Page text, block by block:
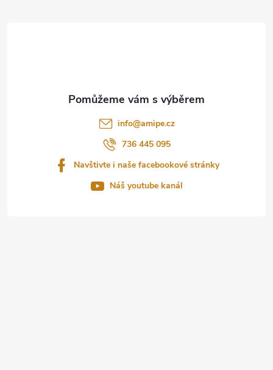
info@amipe.cz
736 445 095
Navštivte i naše facebookové stránky
Náš youtube kanál